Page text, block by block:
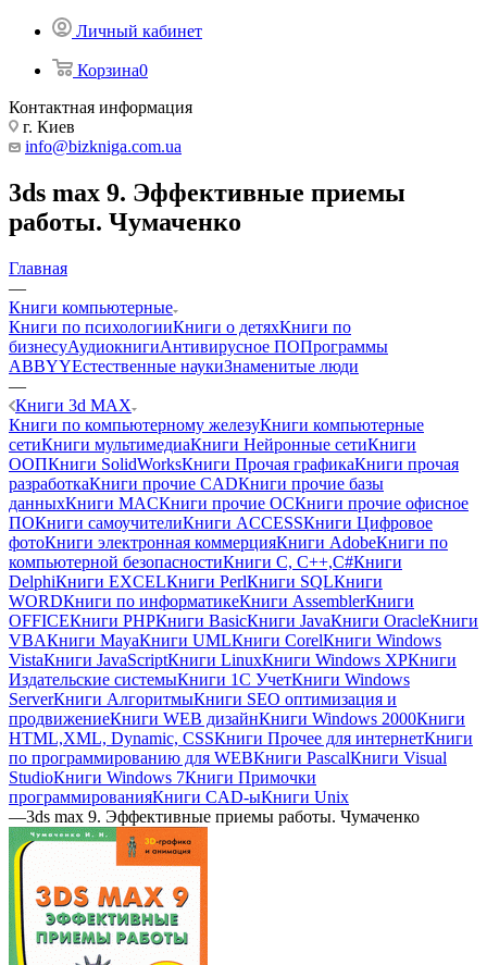
Личный кабинет
Корзина0
Контактная информация
г. Киев
info@bizkniga.com.ua
3ds max 9. Эффективные приемы
работы. Чумаченко
Главная
—
Книги компьютерные
Книги по психологииКниги о детяхКниги по
бизнесуАудиокнигиАнтивирусное ПОПрограммы
ABBYYЕстественные наукиЗнаменитые люди
—
Книги 3d MAX
Книги по компьютерному железуКниги компьютерные
сетиКниги мультимедиаКниги Нейронные сетиКниги
ООПКниги SolidWorksКниги Прочая графикаКниги прочая
разработкаКниги прочие CADКниги прочие базы
данныхКниги MACКниги прочие ОСКниги прочие офисное
ПОКниги самоучителиКниги ACCESSКниги Цифровое
фотоКниги электронная коммерцияКниги AdobeКниги по
компьютерной безопасностиКниги C, C++,С#Книги
DelphiКниги EXCELКниги PerlКниги SQLКниги
WORDКниги по информатикеКниги AssemblerКниги
OFFICEКниги PHPКниги BasicКниги JavaКниги OracleКниги
VBAКниги MayaКниги UMLКниги CorelКниги Windows
VistaКниги JavaScriptКниги LinuxКниги Windows XPКниги
Издательские системыКниги 1C УчетКниги Windows
ServerКниги АлгоритмыКниги SEO оптимизация и
продвижениеКниги WEB дизайнКниги Windows 2000Книги
HTML,XML, Dynamic, CSSКниги Прочее для интернетКниги
по программированию для WEBКниги PascalКниги Visual
StudioКниги Windows 7Книги Примочки
программированияКниги CAD-ыКниги Unix
—3ds max 9. Эффективные приемы работы. Чумаченко